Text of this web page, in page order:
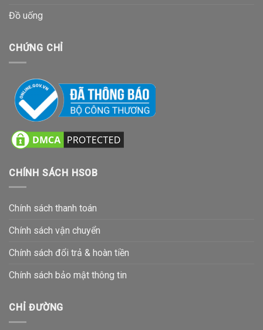
Đồ uống
CHỨNG CHỈ
CHÍNH SÁCH HSOB
Chính sách thanh toán
Chính sách vận chuyển
Chính sách đổi trả & hoàn tiền
Chính sách bảo mật thông tin
CHỈ ĐƯỜNG